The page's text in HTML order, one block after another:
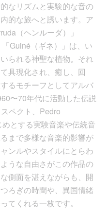
なリズムと実験的な音の
的な旅へと誘います。ア
（ヘンルーダ）」
Guiné（ギネ）」は、い
られる神聖な植物。それ
具現化され、癒し、回
るモチーフとしてアルバ
〜70年代に活動した伝説
ペクト、Pedro
とする実験音楽や伝統音
まで多様な音楽的影響が
ンルやスタイルにとらわ
うな自由さがこの作品の
側面を湛えながらも、開
ろぎの時間や、異国情緒
てくれる一枚です。